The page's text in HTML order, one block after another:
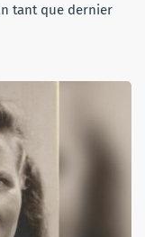
tant que dernier